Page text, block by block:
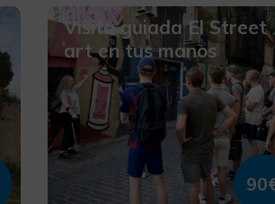
Visita guiada El Street
art en tus manos